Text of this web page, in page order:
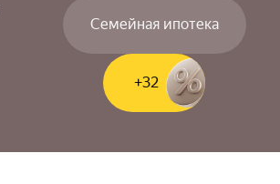
Семейная ипотека
+32